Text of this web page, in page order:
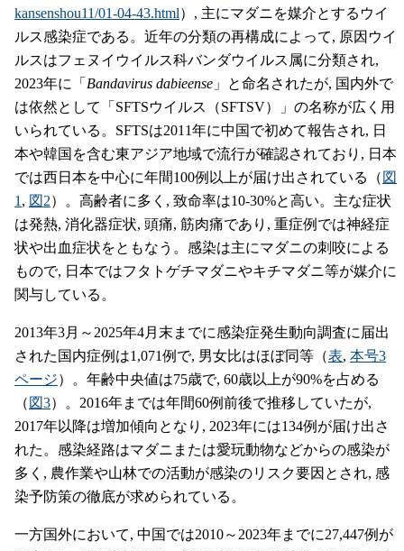
kansenshou11/01-04-43.html）, 主にマダニを媒介とするウイ
ルス感染症である。近年の分類の再構成によって, 原因ウイ
ルスはフェヌイウイルス科バンダウイルス属に分類され,
2023年に「 Bandavirus dabieense 」と命名されたが, 国内外で
は依然として「SFTSウイルス（SFTSV）」の名称が広く用
いられている。SFTSは2011年に中国で初めて報告され, 日
本や韓国を含む東アジア地域で流行が確認されており, 日本
では西日本を中心に年間100例以上が届け出されている（ 図
1 , 図2）。高齢者に多く, 致命率は10-30%と高い。主な症状
は発熱, 消化器症状, 頭痛, 筋肉痛であり, 重症例では神経症
状や出血症状をともなう。感染は主にマダニの刺咬による
もので, 日本ではフタトゲチマダニやキチマダニ等が媒介に
関与している。
2013年3月～2025年4月末までに感染症発生動向調査に届出
された国内症例は1,071例で, 男女比はほぼ同等（表, 本号3
ページ）。年齢中央値は75歳で, 60歳以上が90%を占める
（ 図3）。2016年までは年間60例前後で推移していたが,
2017年以降は増加傾向となり, 2023年には134例が届け出さ
れた。感染経路はマダニまたは愛玩動物などからの感染が
多く, 農作業や山林での活動が感染のリスク要因とされ, 感
染予防策の徹底が求められている。
一方国外において, 中国では2010～2023年までに27,447例が